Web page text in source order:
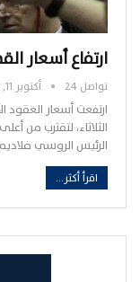
ارتفاع أسعار
تواصل 24 أكتوبر 11, 2022
ارتفعت أسعار العقود
الرئيس الروسي
اقرأ أكثر...